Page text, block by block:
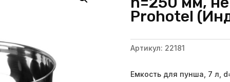
Prohotel
Артикул: 22181
Емкость для пунша, 7 л,